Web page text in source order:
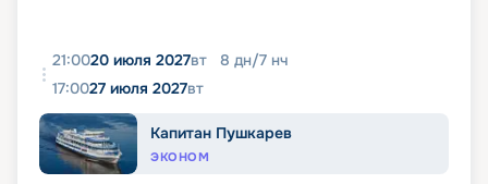
21:0020 июля 2027вт 8 дн/7 нч
17:0027 июля 2027вт
Капитан Пушкарев
ЭКОНОМ